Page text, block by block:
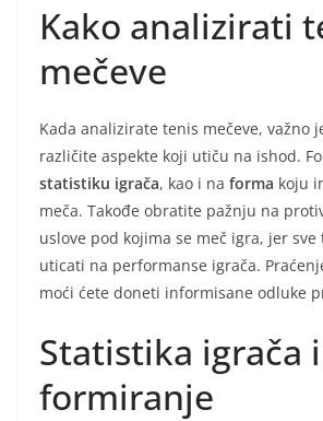
Kako analizirati
mečeve
Kada analizirate tenis mečeve, važno
različite aspekte koji utiču na ishod.
statistiku igrača, kao i na forma koju
meča. Takođe obratite pažnju na
uslove pod kojima se meč igra, jer sve
uticati na performanse igrača.
moći ćete doneti informisane odluke
Statistika igrača i
formiranje